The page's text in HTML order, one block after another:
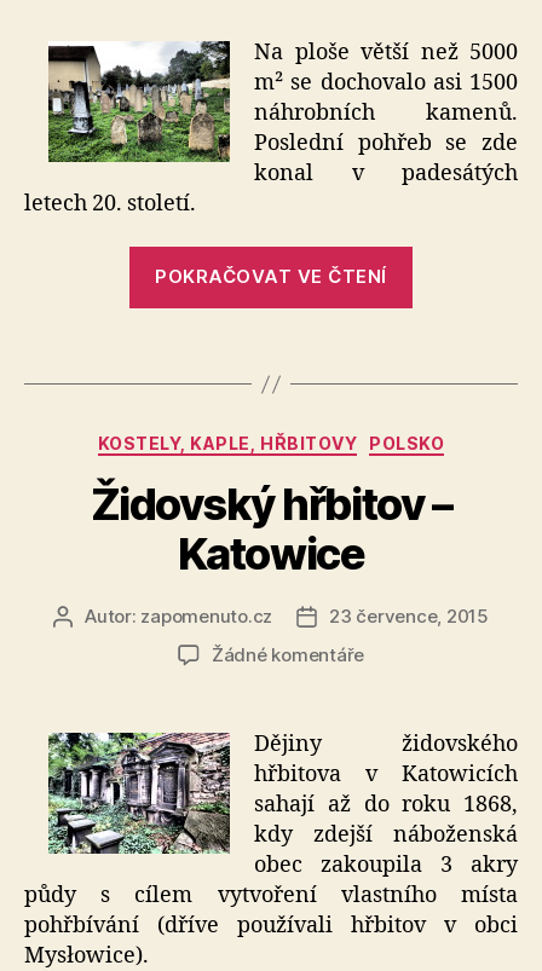
názvem
Židovský
hřbitov
–
Strážnice
Na ploše větší než 5000
m² se dochovalo asi 1500
náhrobních kamenů.
Poslední pohřeb se zde
konal v padesátých
letech 20. století.
POKRAČOVAT VE ČTENÍ
Rubriky
KOSTELY, KAPLE, HŘBITOVY POLSKO
Židovský hřbitov –
Katowice
AutorAutor: zapomenuto.cz
Datum
příspěvku
23 července, 2015
Žádné komentářeu
názvem
hřbitov
–
Katowice
Dějiny židovského
hřbitova v Katowicích
sahají až do roku 1868,
kdy zdejší náboženská
obec zakoupila 3 akry
půdy s cílem vytvoření vlastního místa
pohřbívání (dříve používali hřbitov v obci
Mysłowice).